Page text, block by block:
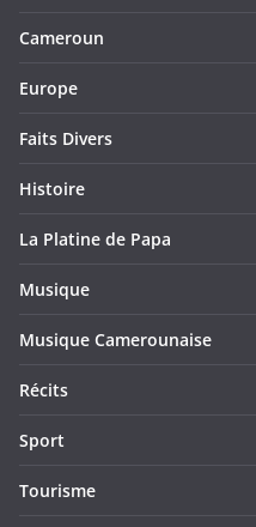
Cameroun
Europe
Faits Divers
Histoire
La Platine de Papa
Musique
Musique Camerounaise
Récits
Sport
Tourisme